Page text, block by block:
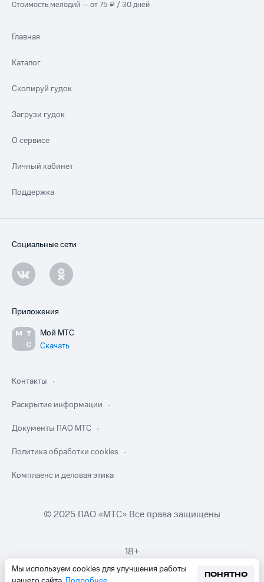
Мы используем cookies для улучшения работы
ПОНЯТНО
Стоимость мелодий — от 75 ₽ / 30 дней
Главная
Каталог
Скопируй гудок
Загрузи гудок
О сервисе
Личный кабинет
Поддержка
Социальные сети
Приложения
Мой МТС
Скачать
Контакты
Раскрытие информации
Документы ПАО МТС
Политика обработки cookies
Комплаенс и деловая этика
© 2025 ПАО «МТС» Все права защищены
18+